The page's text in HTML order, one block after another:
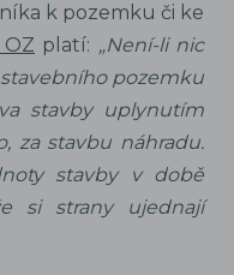
k pozemku či ke
OZ platí: „Není-li nic
pozemku
stavby uplynutím
za stavbu náhradu.
stavby v době
si strany ujednají